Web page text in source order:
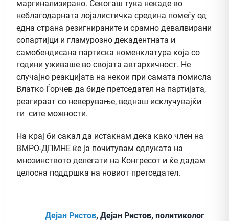
маргинализирано. Секогаш тука некаде во
неблагодарната лојалистичка средина помеѓу од
една страна резигнираните и срамно девалвирани
сопартијци и гламурозно декадентната и
самобендисана партиска номенклатура која со
години уживаше во својата автархичност. Не
случајно реакцијата на некои при самата помисла
Влатко Ѓорчев да биде претседател на партијата,
реагираат со неверување, веднаш исклучувајќи
ги сите можности.
На крај би сакал да истакнам дека како член на
ВМРО-ДПМНЕ ќе ја почитувам одлуката на
мнозинството делегати на Конгресот и ќе дадам
целосна поддршка на новиот претседател.
Дејан Ристов, Дејан Ристов, политиколог